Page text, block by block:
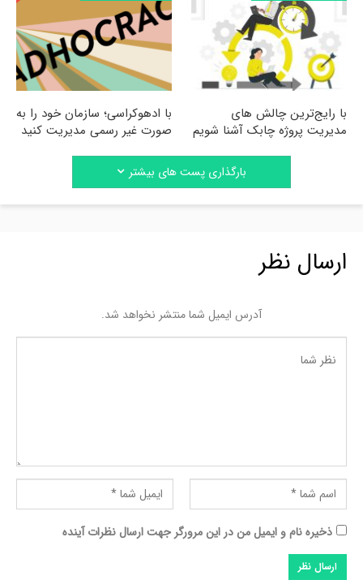
با رایج‌ترین چالش های
مدیریت پروژه چابک آشنا شویم
با ادهوکراسی؛ سازمان خود را به
صورت غیر رسمی مدیریت کنید
بارگذاری پست های بیشتر
ارسال نظر
آدرس ایمیل شما منتشر نخواهد شد.
ذخیره نام و ایمیل من در این مرورگر جهت ارسال نظرات آینده